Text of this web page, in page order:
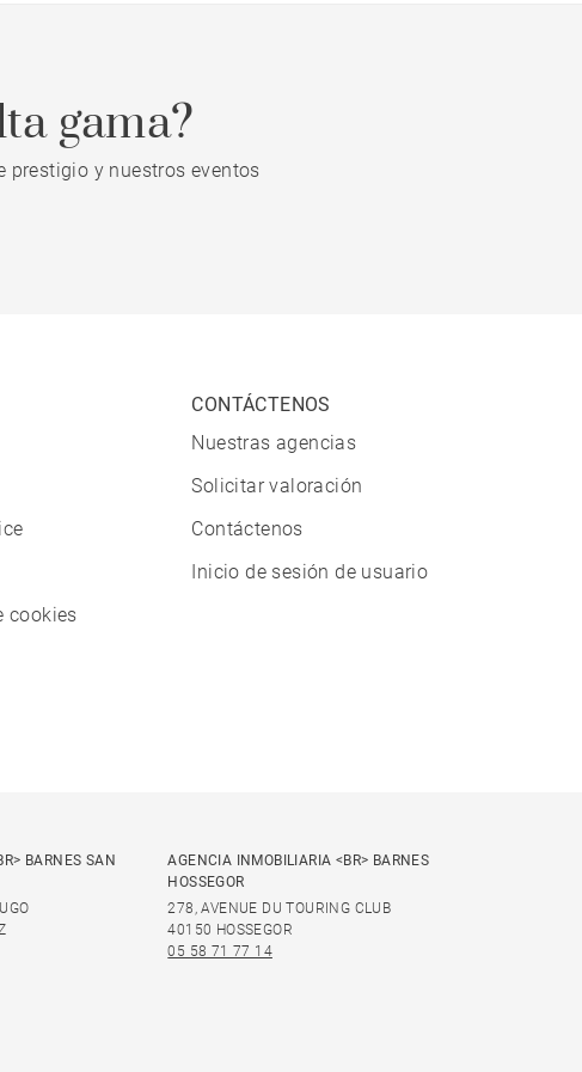
gama?
prestigio y nuestros eventos
cookies
CONTÁCTENOS
Nuestras agencias
Solicitar valoración
Contáctenos
Inicio de sesión de usuario
BARNES SAN
AGENCIA INMOBILIARIA <BR> BARNES
HOSSEGOR
278, AVENUE DU TOURING CLUB
40150 HOSSEGOR
05 58 71 77 14